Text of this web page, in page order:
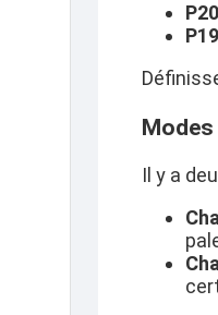
P20
P19
Il y a